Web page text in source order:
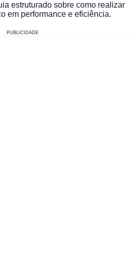
estruturado sobre como realizar
em performance e eficiência.
PUBLICIDADE